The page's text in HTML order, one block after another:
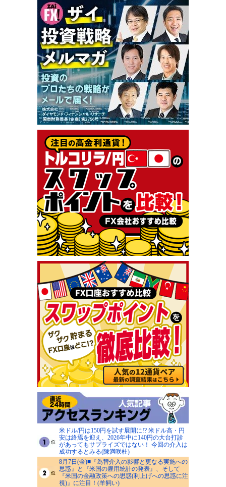
米ドル/円は150円を試す展開に!? 米ドル高・円
安は終焉を迎え、2026年中に140円の大台打診
があってもサプライズではない！ 今回の介入は
成功するとみる(陳満咲杜)
8月7日(金)■『為替介入の影響と更なる実施への
思惑』と『米国の雇用統計の発表』、そして
『米国の金融政策への思惑(利上げへの思惑に注
視)』に注目！(羊飼い)